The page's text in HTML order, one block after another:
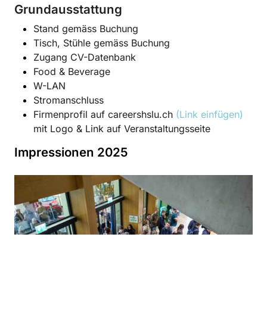
Grundausstattung
Stand gemäss Buchung
Tisch, Stühle gemäss Buchung
Zugang CV-Datenbank
Food & Beverage
W-LAN
Stromanschluss
Firmenprofil auf careershslu.ch (Link einfügen)
mit Logo & Link auf Veranstaltungsseite
Impressionen 2025